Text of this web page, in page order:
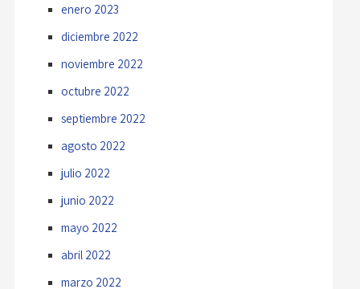
enero 2023
diciembre 2022
noviembre 2022
octubre 2022
septiembre 2022
agosto 2022
julio 2022
junio 2022
mayo 2022
abril 2022
marzo 2022